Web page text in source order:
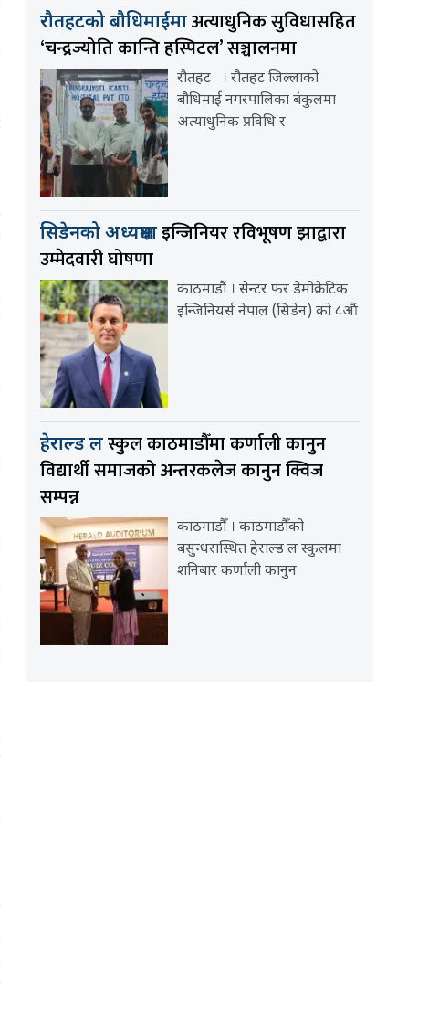
रौतहटको बौधिमाईमाअत्याधुनिक सुविधासहित
‘चन्द्रज्योति कान्ति हस्पिटल’ सञ्चालनमा
रौतहट । रौतहट जिल्लाको
बौधिमाई नगरपालिका बंकुलमा
अत्याधुनिक प्रविधि र
सिडेनको अध्यक्षमाइन्जिनियर रविभूषण झाद्वारा
उम्मेदवारी घोषणा
काठमाडौं । सेन्टर फर डेमोक्रेटिक
इन्जिनियर्स नेपाल (सिडेन) को ८औं
हेराल्ड लस्कुल काठमाडौँमा कर्णाली कानुन
विद्यार्थी समाजको अन्तरकलेज कानुन क्विज
सम्पन्न
काठमाडौँ । काठमाडौँको
बसुन्धरास्थित हेराल्ड ल स्कुलमा
शनिबार कर्णाली कानुन